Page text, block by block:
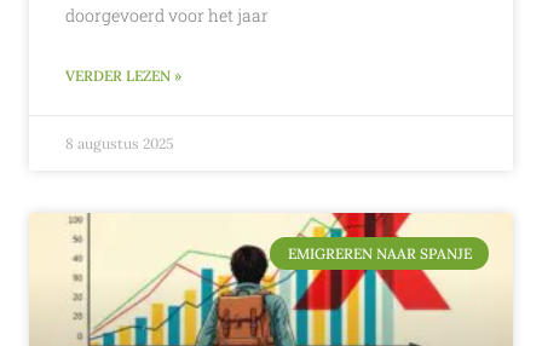
doorgevoerd voor het jaar
VERDER LEZEN »
8 augustus 2025
EMIGREREN NAAR SPANJE